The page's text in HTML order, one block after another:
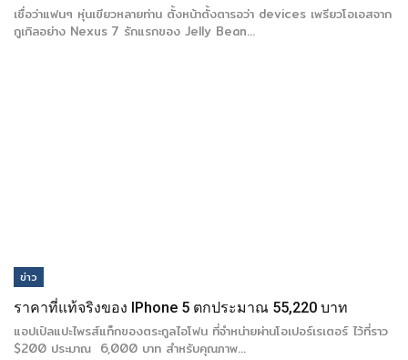
เชื่อว่าแฟนๆ หุ่นเขียวหลายท่าน ตั้งหน้าตั้งตารอว่า devices เพรียวโอเอสจาก
กูเกิลอย่าง Nexus 7 รักแรกของ Jelly Bean…
ข่าว
ราคาที่แท้จริงของ IPhone 5 ตกประมาณ 55,220 บาท
แอปเปิลแปะไพรส์แท็กของตระกูลไอโฟน ที่จำหน่ายผ่านโอเปอร์เรเตอร์ ไว้ที่ราว
$200 ประมาณ 6,000 บาท สำหรับคุณภาพ…